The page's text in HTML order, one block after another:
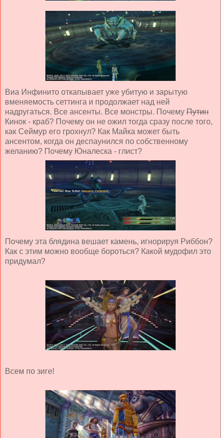
Виа Инфинито откапывает уже убитую и зарытую
вменяемость сеттинга и продолжает над ней
надругаться. Все ансенты. Все монстры. Почему Путин
Кинок - краб? Почему он не ожил тогда сразу после того,
как Сеймур его грохнул? Как Майка может быть
ансентом, когда он деспаунился по собственному
желанию? Почему Юналеска - глист?
Почему эта блядина вешает камень, игнорируя Риббон?
Как с этим можно вообще бороться? Какой мудофил это
придумал?
Всем по зиге!